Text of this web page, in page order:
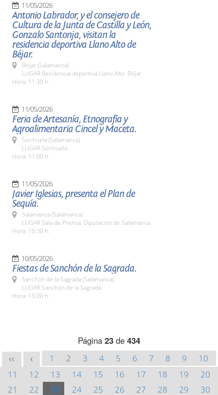
11/05/2026
Antonio Labrador, y el consejero de
Cultura de la Junta de Castilla y León,
Gonzalo Santonja, visitan la
residencia deportiva Llano Alto de
Béjar.
Béjar (Salamanca)
LUGAR Residencia deportiva Llano Alto. Béjar
Hora: 11:30 h.
11/05/2026
Feria de Artesanía, Etnografía y
Agroalimentaria Cincel y Maceta.
Sorihuela (Salamanca)
LUGAR Sorihuela
Hora: 11:00 h.
11/05/2026
Javier Iglesias, presenta el Plan de
Sequía.
Salamanca (Salamanca)
LUGAR Sala de Prensa. Diputación de Salamanca.
Hora: 10:30 h.
10/05/2026
Fiestas de Sanchón de la Sagrada.
Sanchón de la Sagrada (Salamanca)
LUGAR Sanchón de la Sagrada
Hora: 15:00 h.
Página 23 de 434
<< < 1 2 3 4 5 6 7 8 9
10
11
12 13 14 15 16 17 18 19
20
21
22 23 24 25 26 27 28 29
30